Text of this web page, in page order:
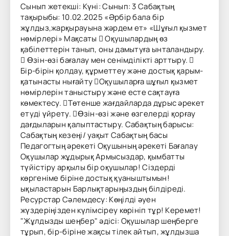
Сынып жетекші: Күні: Сынып: 3 Сабақтың
тақырыбы: 10.02.2025 «Әрбір бала бір
жұлдыз,жарқырауына жәрдем ет» «Шұғыл қызмет
нөмірлері» Мақсаты  Оқушылардың өз
қабілеттерін танып, оны дамытуға ынталандыру.
 Өзін-өзі бағалау мен сенімділікті арттыру. 
Бір-бірін қолдау, құрметтеу және достық қарым-
қатынасты нығайту Оқушыларға шұғыл қызмет
нөмірлерін таныстыру және есте сақтауға
көмектесу. Төтенше жағдайларда дұрыс әрекет
етуді үйрету. Өзін-өзі және өзгелерді қорғау
дағдыларын қалыптастыру. Сабақтың барысы:
Сабақтың кезеңі/ уақыт Сабақтың басы
Педагогтың әрекеті Оқушының әрекеті Бағалау
Оқушылар жұдырық Армысыздар, қымбатты
түйістіру арқылы бір оқушылар! Сіздерді
көргеніме біріне достық қуаныштымын!
ықыластарын Барлықтарыңыздың білдіреді.
Ресурстар Сәлемдесу: Көңілді әуен
жүздеріңізден күлімсіреу көрініп тұр! Керемет!
"Жұлдызды шеңбер" әдісі: Оқушылар шеңберге
тұрып, бір-біріне жақсы тілек айтып, жұлдызша